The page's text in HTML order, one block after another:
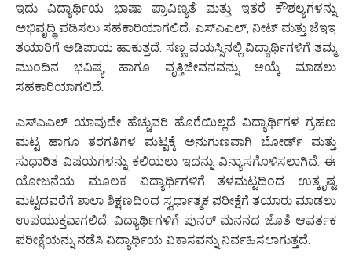
ಇದು ವಿದ್ಯಾರ್ಥಿಯ ಭಾಷಾ ಪ್ರಾವಿಣ್ಯತೆ ಮತ್ತು ಇತರೆ ಕೌಶಲ್ಯಗಳನ್ನು
ಅಭಿವೃದ್ಧಿ ಪಡಿಸಲು ಸಹಕಾರಿಯಾಗಲಿದೆ. ಎಸ್‌ಎಎಲ್, ನೀಟ್ ಮತ್ತು ಜೆಇಇ
ತಯಾರಿಗೆ ಅಡಿಪಾಯ ಹಾಕುತ್ತದೆ. ಸಣ್ಣ ವಯಸ್ಸಿನಲ್ಲಿ ವಿದ್ಯಾರ್ಥಿಗಳಿಗೆ ತಮ್ಮ
ಮುಂದಿನ ಭವಿಷ್ಯ ಹಾಗೂ ವೃತ್ತಿಜೀವನವನ್ನು ಆಯ್ಕೆ ಮಾಡಲು
ಸಹಕಾರಿಯಾಗಲಿದೆ.
ಎಸ್‌ಎಎಲ್‌ ಯಾವುದೇ ಹೆಚ್ಚುವರಿ ಹೊರೆಯಿಲ್ಲದೆ ವಿದ್ಯಾರ್ಥಿಗಳ ಗ್ರಹಣ
ಮಟ್ಟ ಹಾಗೂ ತರಗತಿಗಳ ಮಟ್ಟಕ್ಕೆ ಅನುಗುಣವಾಗಿ ಬೋರ್ಡ್ ಮತ್ತು
ಸುಧಾರಿತ ವಿಷಯಗಳನ್ನು ಕಲಿಯಲು ಇದನ್ನು ವಿನ್ಯಾಸಗೊಳಿಸಲಾಗಿದೆ. ಈ
ಯೋಜನೆಯ ಮೂಲಕ ವಿದ್ಯಾರ್ಥಿಗಳಿಗೆ ತಳಮಟ್ಟದಿಂದ ಉತ್ಕೃಷ್ಟ
ಮಟ್ಟದವರೆಗೆ ಶಾಲಾ ಶಿಕ್ಷಣದಿಂದ ಸ್ವರ್ಧಾತ್ಮಕ ಪರೀಕ್ಷೆಗೆ ತಯಾರು ಮಾಡಲು
ಉಪಯುಕ್ತವಾಗಲಿದೆ. ವಿದ್ಯಾರ್ಥಿಗಳಿಗೆ ಪುನರ್ ಮನನದ ಜೊತೆ ಆವರ್ತಕ
ಪರೀಕ್ಷೆಯನ್ನು ನಡೆಸಿ ವಿದ್ಯಾರ್ಥಿಯ ವಿಕಾಸವನ್ನು ನಿರ್ವಹಿಸಲಾಗುತ್ತದೆ.